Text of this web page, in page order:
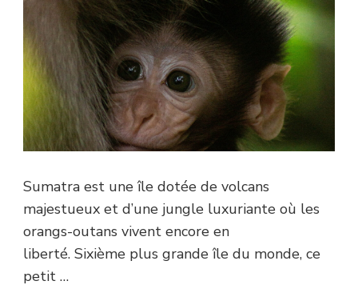
Sumatra est une île dotée de volcans
majestueux et d’une jungle luxuriante où les
orangs-outans vivent encore en
liberté. Sixième plus grande île du monde, ce
petit …